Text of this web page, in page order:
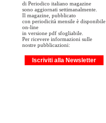
di Periodico italiano magazine
sono aggiornati settimanalmente.
Il magazine, pubblicato
con periodicità mensile è disponibile
on-line
in versione pdf sfogliabile.
Per ricevere informazioni sulle
nostre pubblicazioni:
Iscriviti alla Newsletter